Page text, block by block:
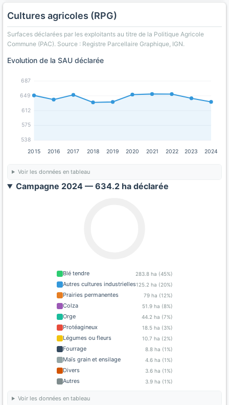
Cultures agricoles (RPG)
Surfaces déclarées par les exploitants au titre de la Politique Agricole
Commune (PAC). Source : Registre Parcellaire Graphique, IGN.
Evolution de la SAU déclarée
538
575
612
649
687
2015 2016 2017 2018 2019 2020 2021 2022 2023 2024
Voir les données en tableau
Campagne 2024 — 634.2 ha déclarée
Blé tendre 283.8 ha (45%)
Autres cultures industrielles125.2 ha (20%)
Prairies permanentes 79 ha (12%)
Colza 51.9 ha (8%)
Orge 44.2 ha (7%)
Protéagineux 18.5 ha (3%)
Légumes ou fleurs 10.7 ha (2%)
Fourrage 8.8 ha (1%)
Maïs grain et ensilage 4.6 ha (1%)
Divers 3.6 ha (1%)
Autres 3.9 ha (1%)
Voir les données en tableau